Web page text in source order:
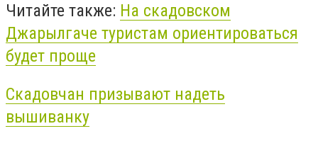
Читайте также: На скадовском
Джарылгаче туристам ориентироваться
будет проще
Скадовчан призывают надеть
вышиванку